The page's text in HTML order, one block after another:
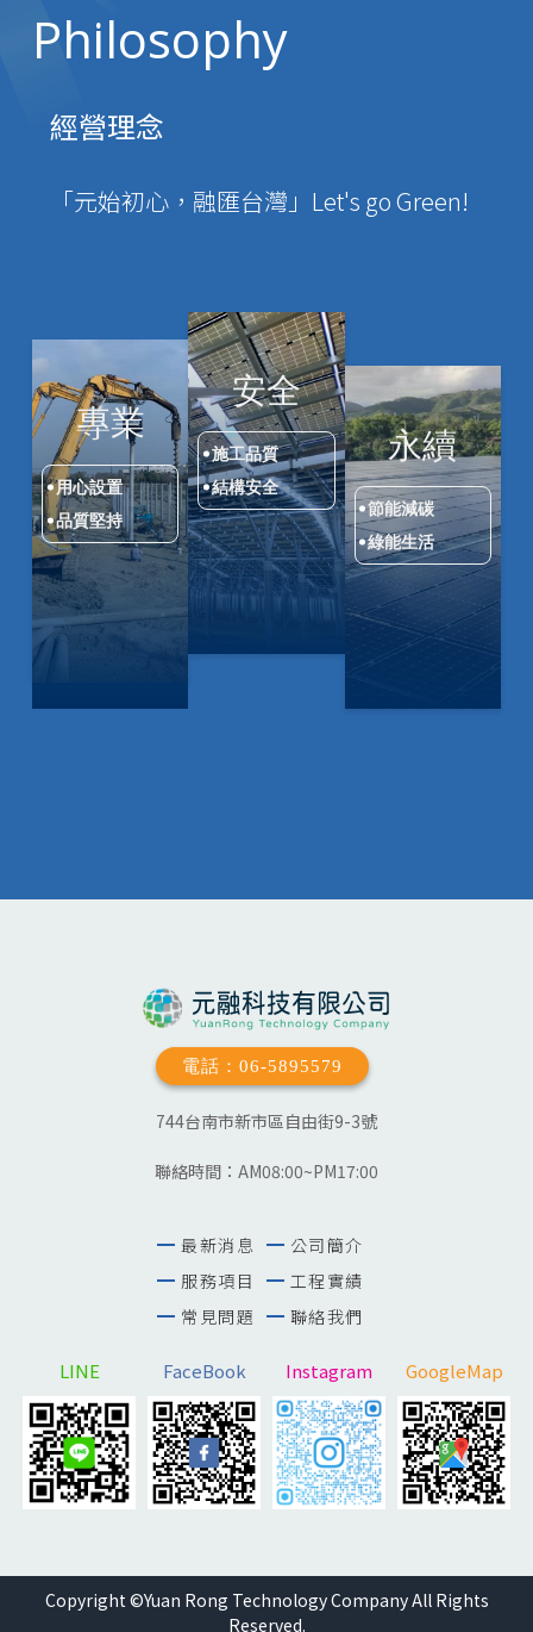
Philosophy
經營理念
「元始初心，融匯台灣」Let's go Green!
專業
用心設置
品質堅持
安全
施工品質
結構安全
永續
節能減碳
綠能生活
電話：06-5895579
744台南市新市區自由街9-3號
聯絡時間：AM08:00~PM17:00
最新消息
服務項目
常見問題
公司簡介
工程實績
聯絡我們
LINE FaceBook Instagram GoogleMap
Copyright ©Yuan Rong Technology Company All Rights
Reserved.